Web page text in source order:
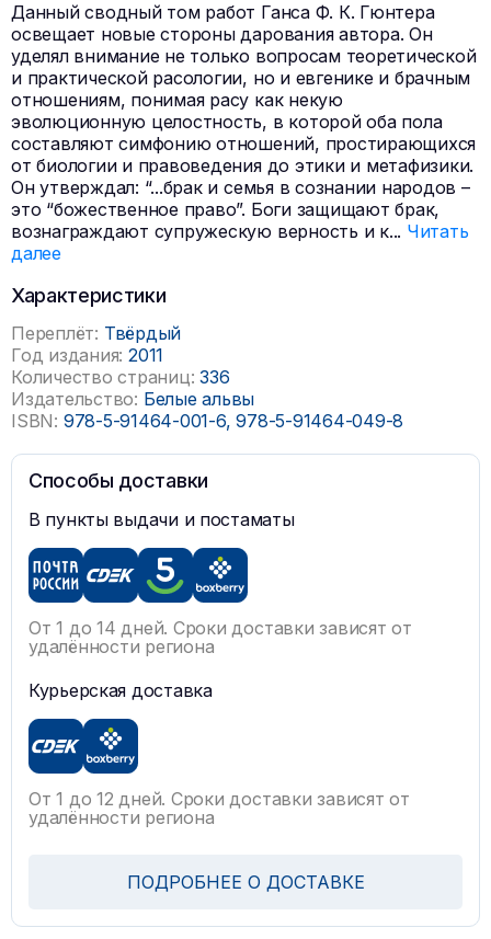
Данный сводный том работ Ганса Ф. К. Гюнтера
освещает новые стороны дарования автора. Он
уделял внимание не только вопросам теоретической
и практической расологии, но и евгенике и брачным
отношениям, понимая расу как некую
эволюционную целостность, в которой оба пола
составляют симфонию отношений, простирающихся
от биологии и правоведения до этики и метафизики.
Он утверждал: “...брак и семья в сознании народов –
это “божественное право”. Боги защищают брак,
вознаграждают супружескую верность и к... Читать
далее
Характеристики
Переплёт: Твёрдый
Год издания: 2011
Количество страниц: 336
Издательство: Белые альвы
ISBN: 978-5-91464-001-6, 978-5-91464-049-8
Способы доставки
В пункты выдачи и постаматы
От 1 до 14 дней. Сроки доставки зависят от
удалённости региона
Курьерская доставка
От 1 до 12 дней. Сроки доставки зависят от
удалённости региона
ПОДРОБНЕЕ О ДОСТАВКЕ